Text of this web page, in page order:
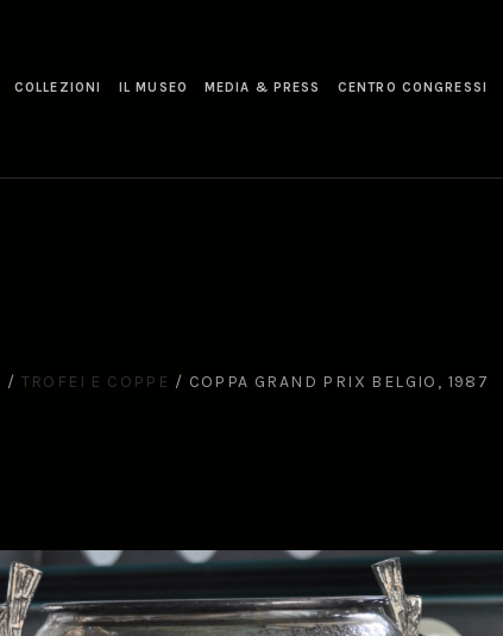
COLLEZIONI IL MUSEO MEDIA & PRESS CENTRO CONGRESSI
/ TROFEI E COPPE / COPPA GRAND PRIX BELGIO, 1987